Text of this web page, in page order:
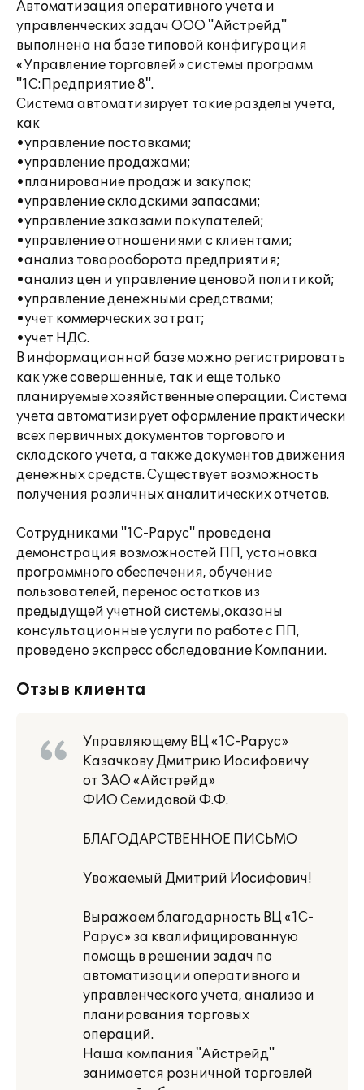
Автоматизация оперативного учета и
управленческих задач ООО "Айстрейд"
выполнена на базе типовой конфигурация
«Управление торговлей» системы программ
"1С:Предприятие 8".
Система автоматизирует такие разделы учета,
как
•управление поставками;
•управление продажами;
•планирование продаж и закупок;
•управление складскими запасами;
•управление заказами покупателей;
•управление отношениями с клиентами;
•анализ товарооборота предприятия;
•анализ цен и управление ценовой политикой;
•управление денежными средствами;
•учет коммерческих затрат;
•учет НДС.
В информационной базе можно регистрировать
как уже совершенные, так и еще только
планируемые хозяйственные операции. Система
учета автоматизирует оформление практически
всех первичных документов торгового и
складского учета, а также документов движения
денежных средств. Существует возможность
получения различных аналитических отчетов.
Сотрудниками "1С-Рарус" проведена
демонстрация возможностей ПП, установка
программного обеспечения, обучение
пользователей, перенос остатков из
предыдущей учетной системы,оказаны
консультационные услуги по работе с ПП,
проведено экспресс обследование Компании.
Отзыв клиента
Управляющему ВЦ «1С-Рарус»
Казачкову Дмитрию Иосифовичу
от ЗАО «Айстрейд»
ФИО Семидовой Ф.Ф.
БЛАГОДАРСТВЕННОЕ ПИСЬМО
Уважаемый Дмитрий Иосифович!
Выражаем благодарность ВЦ «1С-
Рарус» за квалифицированную
помощь в решении задач по
автоматизации оперативного и
управленческого учета, анализа и
планирования торговых
операций.
Наша компания "Айстрейд"
занимается розничной торговлей